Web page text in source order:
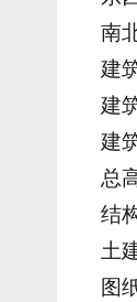
南
建
建
建
总
结
土
图